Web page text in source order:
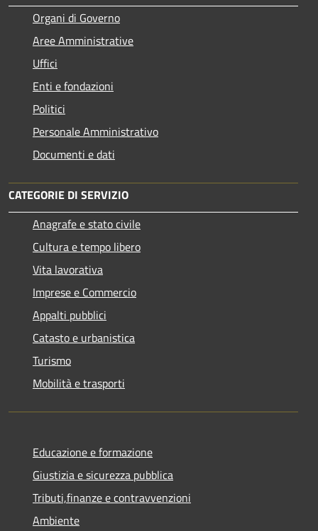
Organi di Governo
Aree Amministrative
Uffici
Enti e fondazioni
Politici
Personale Amministrativo
Documenti e dati
CATEGORIE DI SERVIZIO
Anagrafe e stato civile
Cultura e tempo libero
Vita lavorativa
Imprese e Commercio
Appalti pubblici
Catasto e urbanistica
Turismo
Mobilità e trasporti
Educazione e formazione
Giustizia e sicurezza pubblica
Tributi,finanze e contravvenzioni
Ambiente